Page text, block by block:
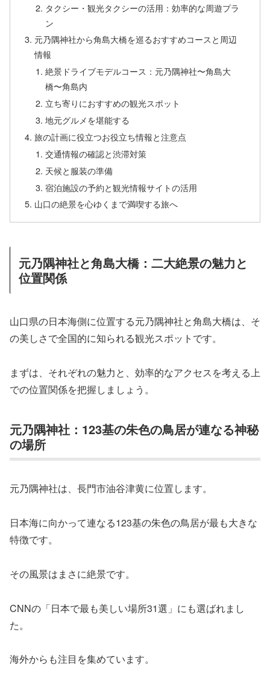
タクシー・観光タクシーの活用：効率的な周遊プラ
ン
元乃隅神社から角島大橋を巡るおすすめコースと周辺
情報
絶景ドライブモデルコース：元乃隅神社〜角島大
橋〜角島内
立ち寄りにおすすめの観光スポット
地元グルメを堪能する
旅の計画に役立つお役立ち情報と注意点
交通情報の確認と渋滞対策
天候と服装の準備
宿泊施設の予約と観光情報サイトの活用
山口の絶景を心ゆくまで満喫する旅へ
元乃隅神社と角島大橋：二大絶景の魅力と
位置関係
山口県の日本海側に位置する元乃隅神社と角島大橋は、そ
の美しさで全国的に知られる観光スポットです。
まずは、それぞれの魅力と、効率的なアクセスを考える上
での位置関係を把握しましょう。
元乃隅神社：123基の朱色の鳥居が連なる神秘
の場所
元乃隅神社は、長門市油谷津黄に位置します。
日本海に向かって連なる123基の朱色の鳥居が最も大きな
特徴です。
その風景はまさに絶景です。
CNNの「日本で最も美しい場所31選」にも選ばれまし
た。
海外からも注目を集めています。